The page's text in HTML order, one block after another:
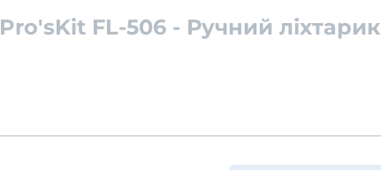
Pro'sKit FL-506 - Ручний ліхтарик